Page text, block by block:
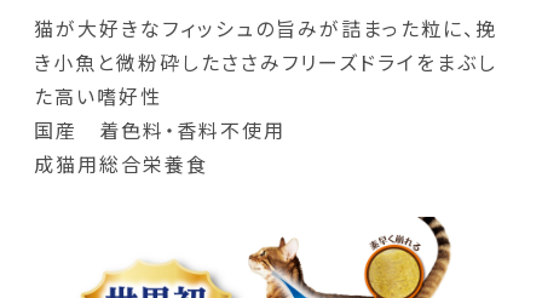
猫が大好きなフィッシュの旨みが詰まった粒に、挽
き小魚と微粉砕したささみフリーズドライをまぶし
た高い嗜好性
国産 着色料・香料不使用
成猫用総合栄養食